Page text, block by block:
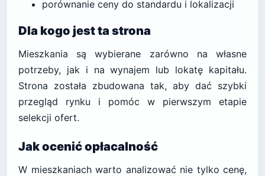
porównanie ceny do standardu i lokalizacji
Dla kogo jest ta strona
Mieszkania są wybierane zarówno na własne
potrzeby, jak i na wynajem lub lokatę kapitału.
Strona została zbudowana tak, aby dać szybki
przegląd rynku i pomóc w pierwszym etapie
selekcji ofert.
Jak ocenić opłacalność
W mieszkaniach warto analizować nie tylko cenę,